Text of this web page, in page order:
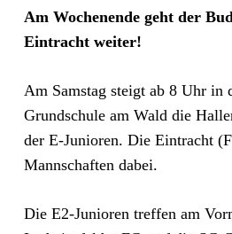
Am Wochenende geht der
Eintracht weiter!
Am Samstag steigt ab 8 Uhr in
Grundschule am Wald die
der E-Junioren. Die Eintracht
Mannschaften dabei.
Die E2-Junioren treffen am